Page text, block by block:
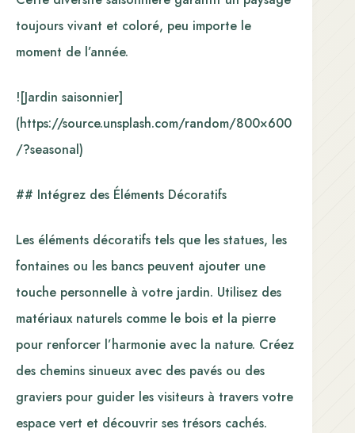
toujours vivant et coloré, peu importe le
moment de l’année.
![Jardin saisonnier]
(https://source.unsplash.com/random/800×600
/?seasonal)
## Intégrez des Éléments Décoratifs
Les éléments décoratifs tels que les statues, les
fontaines ou les bancs peuvent ajouter une
touche personnelle à votre jardin. Utilisez des
matériaux naturels comme le bois et la pierre
pour renforcer l’harmonie avec la nature. Créez
des chemins sinueux avec des pavés ou des
graviers pour guider les visiteurs à travers votre
espace vert et découvrir ses trésors cachés.